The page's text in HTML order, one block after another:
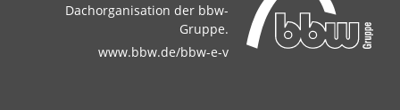
Dachorganisation der bbw-
Gruppe.
www.bbw.de/bbw-e-v